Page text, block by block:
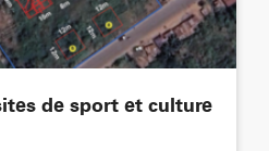
de sport et culture